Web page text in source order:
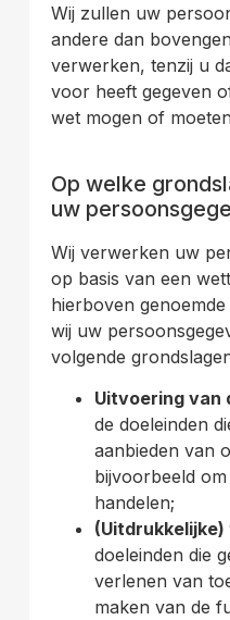
Wij zullen uw
andere dan
verwerken, tenzij u
voor heeft gegeven
wet mogen of
Op welke
uw
Wij verwerken uw
op basis van een
hierboven
wij uw
volgende
Uitvoering van
de doeleinden
aanbieden van
bijvoorbeeld
handelen;
doeleinden die
verlenen van
maken van de